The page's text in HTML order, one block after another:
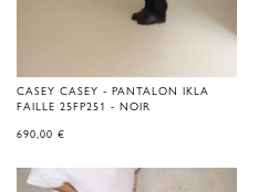
CASEY CASEY - PANTALON IKLA
FAILLE 25FP251 - NOIR
690,00 €